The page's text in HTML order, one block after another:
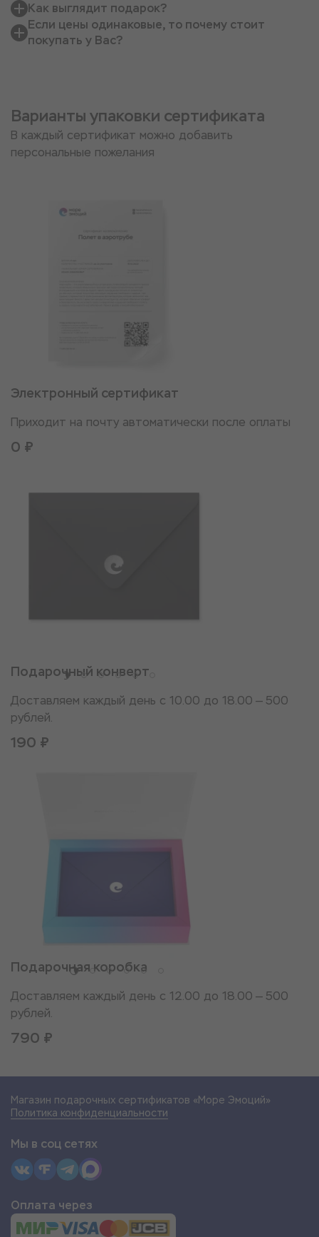
Как выглядит подарок?
Если цены одинаковые, то почему стоит
покупать у Вас?
Варианты упаковки сертификата
В каждый сертификат можно добавить
персональные пожелания
Электронный сертификат
Приходит на почту автоматически после оплаты
0 ₽
Подарочный конверт
Доставляем каждый день с 10.00 до 18.00 — 500
рублей.
190 ₽
Подарочная коробка
Доставляем каждый день с 12.00 до 18.00 — 500
рублей.
790 ₽
Магазин подарочных сертификатов «Море Эмоций»
Политика конфиденциальности
Мы в соц сетях
Оплата через